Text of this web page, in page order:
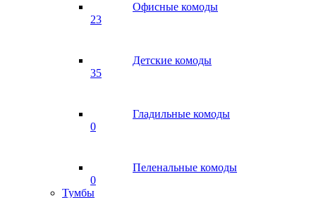
Офисные комоды
23
Детские комоды
35
Гладильные комоды
0
Пеленальные комоды
0
Тумбы